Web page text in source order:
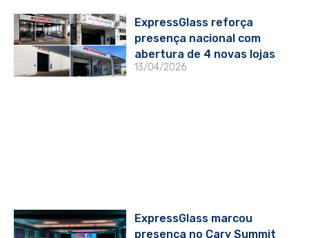
ExpressGlass reforça
presença nacional com
abertura de 4 novas lojas
13/04/2026
ExpressGlass marcou
presença no Cary Summit